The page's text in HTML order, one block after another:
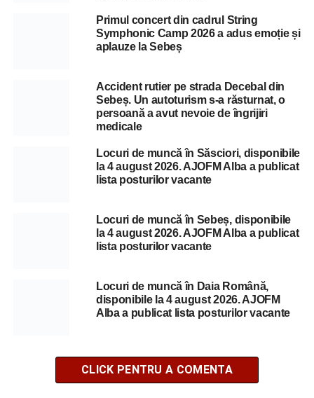
Primul concert din cadrul String
Symphonic Camp 2026 a adus emoție și
aplauze la Sebeș
Accident rutier pe strada Decebal din
Sebeș. Un autoturism s-a răsturnat, o
persoană a avut nevoie de îngrijiri
medicale
Locuri de muncă în Săsciori, disponibile
la 4 august 2026. AJOFM Alba a publicat
lista posturilor vacante
Locuri de muncă în Sebeș, disponibile
la 4 august 2026. AJOFM Alba a publicat
lista posturilor vacante
Locuri de muncă în Daia Română,
disponibile la 4 august 2026. AJOFM
Alba a publicat lista posturilor vacante
CLICK PENTRU A COMENTA